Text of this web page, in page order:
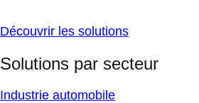
Découvrir les solutions
Solutions par secteur
Industrie automobile